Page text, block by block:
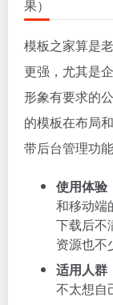
果）
模板之家算是
更强，尤其是
形象有要求的
的模板在布局
带后台管理功
使用体验
和移动端
下载后不
资源也不
适用人群
不太想自